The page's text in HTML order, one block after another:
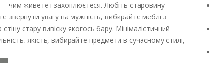
чим живете і захоплюєтеся. Любіть старовину-
звернути увагу на мужність, вибирайте меблі з
стару вивіску якогось бару. Мінімалістичний
якість, вибирайте предмети в сучасному стилі,